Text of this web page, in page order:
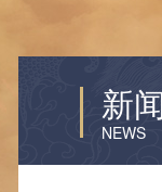
新
NEWS